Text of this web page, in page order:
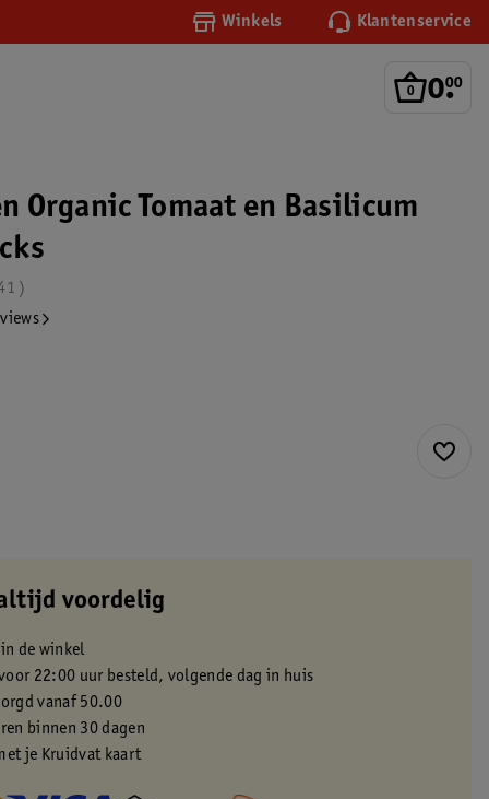
Winkels Klantenservice
0.
00
Organic Tomaat en Basilicum
voordelig
de winkel
22:00 uur besteld, volgende dag in huis
vanaf 50.00
binnen 30 dagen
je Kruidvat kaart